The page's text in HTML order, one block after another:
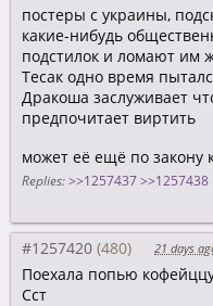
постеры с украины,
какие-нибудь
подстилок и ломают им
Тесак одно время
Дракоша заслуживает
предпочитает виртить
может её ещё по закону
Replies: >>1257437 >>1257438
#1257420 21 days
Поехала попью
Сст